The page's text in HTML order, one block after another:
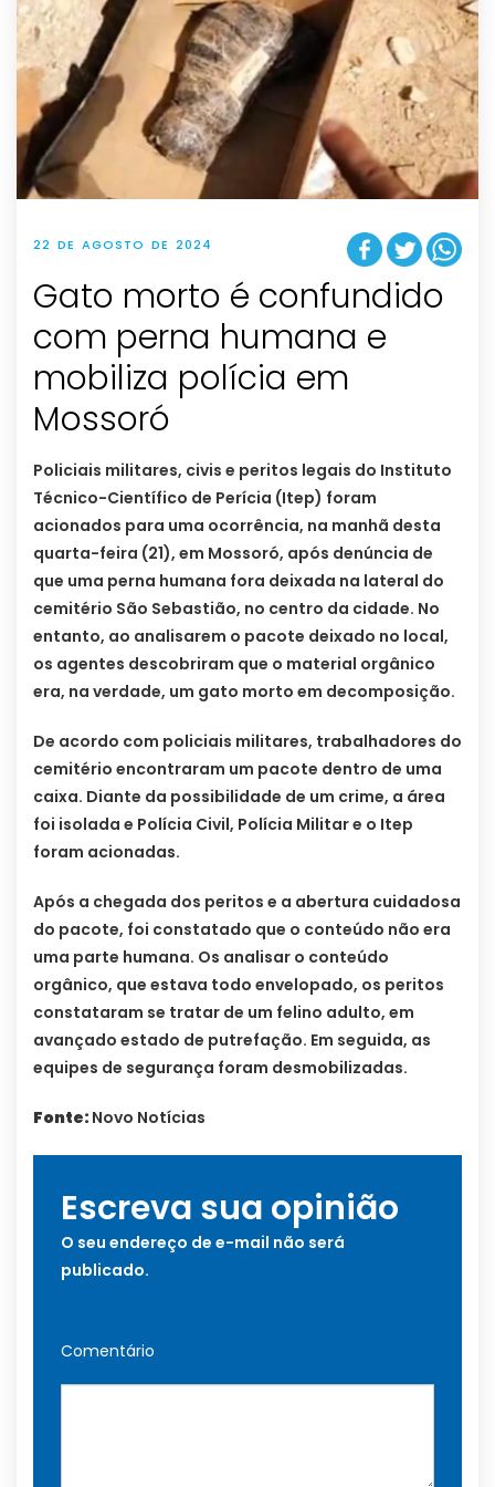
22 DE AGOSTO DE 2024
Gato morto é confundido
com perna humana e
mobiliza polícia em
Mossoró
Policiais militares, civis e peritos legais do Instituto
Técnico-Científico de Perícia (Itep) foram
acionados para uma ocorrência, na manhã desta
quarta-feira (21), em Mossoró, após denúncia de
que uma perna humana fora deixada na lateral do
cemitério São Sebastião, no centro da cidade. No
entanto, ao analisarem o pacote deixado no local,
os agentes descobriram que o material orgânico
era, na verdade, um gato morto em decomposição.
De acordo com policiais militares, trabalhadores do
cemitério encontraram um pacote dentro de uma
caixa. Diante da possibilidade de um crime, a área
foi isolada e Polícia Civil, Polícia Militar e o Itep
foram acionadas.
Após a chegada dos peritos e a abertura cuidadosa
do pacote, foi constatado que o conteúdo não era
uma parte humana. Os analisar o conteúdo
orgânico, que estava todo envelopado, os peritos
constataram se tratar de um felino adulto, em
avançado estado de putrefação. Em seguida, as
equipes de segurança foram desmobilizadas.
Fonte: Novo Notícias
Escreva sua opinião
O seu endereço de e-mail não será
publicado.
Comentário